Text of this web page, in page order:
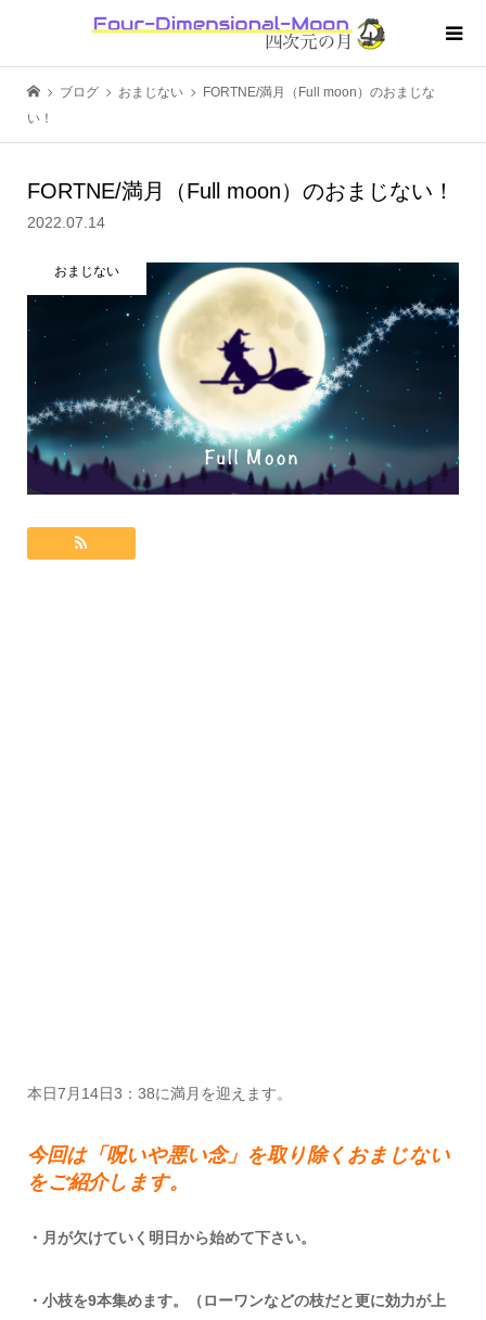
ブログ おまじない
FORTNE/満月（Full moon）のおまじな
い！
FORTNE/満月（Full moon）のおまじない！
2022.07.14
おまじない
本日7月14日3：38に満月を迎えます。
今回は「呪いや悪い念」を取り除くおまじない
をご紹介します。
・月が欠けていく明日から始めて下さい。
・小枝を9本集めます。（ローワンなどの枝だと更に効力が上